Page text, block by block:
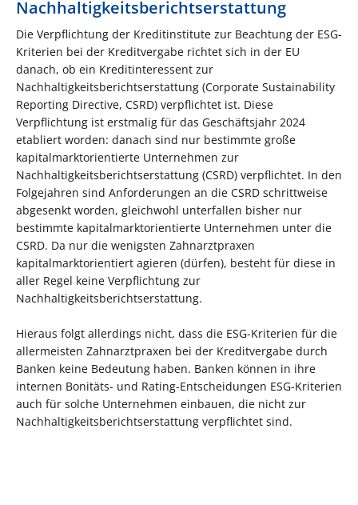
Nachhaltigkeitsberichtserstattung
Die Verpflichtung der Kreditinstitute zur Beachtung der ESG-
Kriterien bei der Kreditvergabe richtet sich in der EU
danach, ob ein Kreditinteressent zur
Nachhaltigkeitsberichtserstattung (Corporate Sustainability
Reporting Directive, CSRD) verpflichtet ist. Diese
Verpflichtung ist erstmalig für das Geschäftsjahr 2024
etabliert worden: danach sind nur bestimmte große
kapitalmarktorientierte Unternehmen zur
Nachhaltigkeitsberichtserstattung (CSRD) verpflichtet. In den
Folgejahren sind Anforderungen an die CSRD schrittweise
abgesenkt worden, gleichwohl unterfallen bisher nur
bestimmte kapitalmarktorientierte Unternehmen unter die
CSRD. Da nur die wenigsten Zahnarztpraxen
kapitalmarktorientiert agieren (dürfen), besteht für diese in
aller Regel keine Verpflichtung zur
Nachhaltigkeitsberichtserstattung.
Hieraus folgt allerdings nicht, dass die ESG-Kriterien für die
allermeisten Zahnarztpraxen bei der Kreditvergabe durch
Banken keine Bedeutung haben. Banken können in ihre
internen Bonitäts- und Rating-Entscheidungen ESG-Kriterien
auch für solche Unternehmen einbauen, die nicht zur
Nachhaltigkeitsberichtserstattung verpflichtet sind.